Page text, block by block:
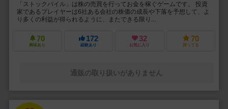
「ストックパイル」は株の売買を行ってお金を稼ぐゲームです。 投資
家であるプレイヤーは6社ある会社の株価の成長や下落を予想して、よ
り多くの利益が得られるように、またできる限り...
70
興味あり
172
経験あり
32
お気に入り
70
持ってる
通販の取り扱いがありません